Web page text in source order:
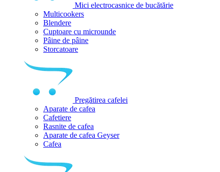
Mici electrocasnice de bucătărie
Multicookers
Blendere
Cuptoare cu microunde
Pâine de pâine
Storcatoare
Pregătirea cafelei
Aparate de cafea
Cafetiere
Rasnite de cafea
Aparate de cafea Geyser
Cafea